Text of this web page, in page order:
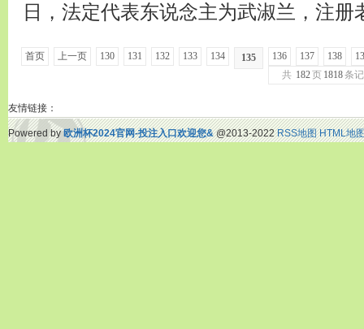
日，法定代表东说念主为武淑兰，注册
首页 上一页 130 131 132 133 134 135 136 137 138
共 182页 1818条
友情链接：
Powered by欧洲杯2024官网-投注入口欢迎您&@2013-2022RSS地图 HTML地